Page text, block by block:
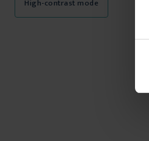
High-contrast mode